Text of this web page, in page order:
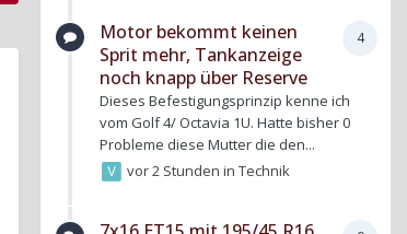
4
Motor bekommt keinen
Sprit mehr, Tankanzeige
noch knapp über Reserve
Dieses Befestigungsprinzip kenne ich
vom Golf 4/ Octavia 1U. Hatte bisher 0
Probleme diese Mutter die den...
vor 2 Stunden inTechnik